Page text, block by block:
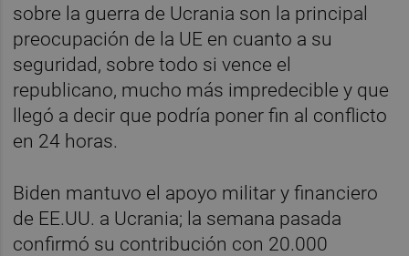
sobre la guerra de Ucrania son la principal
preocupación de la UE en cuanto a su
seguridad, sobre todo si vence el
republicano, mucho más impredecible y que
llegó a decir que podría poner fin al conflicto
en 24 horas.
Biden mantuvo el apoyo militar y financiero
de EE.UU. a Ucrania; la semana pasada
confirmó su contribución con 20.000